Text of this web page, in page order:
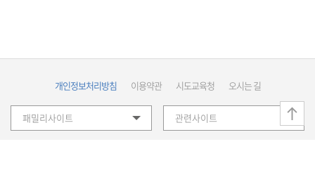
개인정보처리방침 이용약관 시도교육청 오시는 길
패밀리사이트 관련사이트